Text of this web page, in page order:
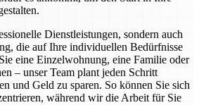
Dienstleistungen, sondern auch
die auf Ihre individuellen Bedürfnisse
eine Einzelwohnung, eine Familie oder
– unser Team plant jeden Schritt
und Geld zu sparen. So können Sie sich
während wir die Arbeit für Sie